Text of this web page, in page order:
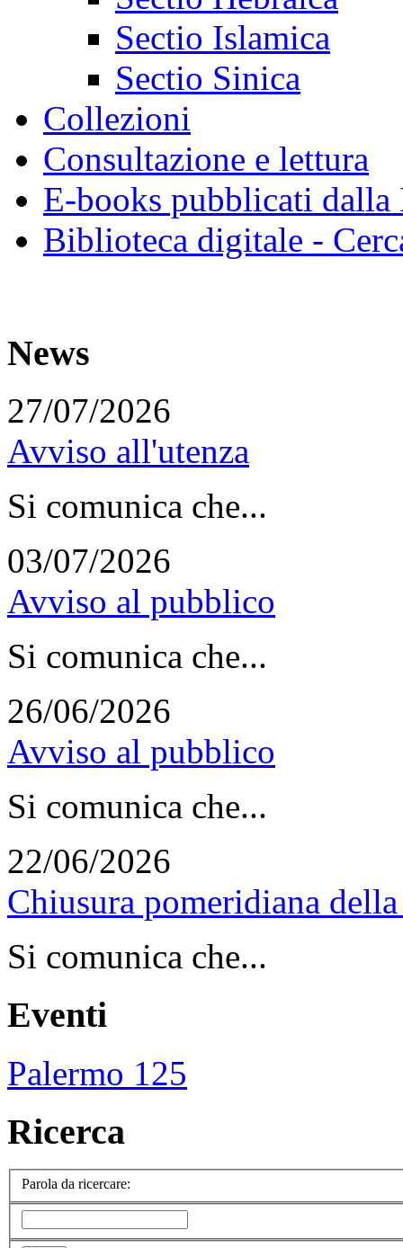
Sectio Islamica
Sectio Sinica
Collezioni
Consultazione e lettura
E-books pubblicati dalla
Biblioteca digitale -
News
27/07/2026
Avviso all'utenza
Si comunica che...
03/07/2026
Avviso al pubblico
Si comunica che...
26/06/2026
Avviso al pubblico
Si comunica che...
22/06/2026
Chiusura pomeridiana
Si comunica che...
Eventi
Palermo 125
Ricerca
Parola da ricercare: